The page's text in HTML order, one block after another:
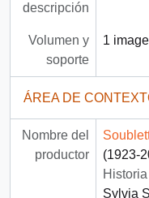
descripción
Volumen y
soporte
1
ÁREA DE
Nombre del
productor
(1923-
Sylvia